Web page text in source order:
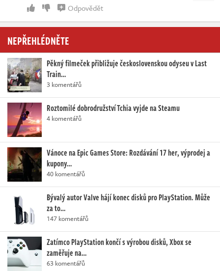
Odpovědět
NEPŘEHLÉDNĚTE
Pěkný filmeček přibližuje československou odyseu v Last
Train…
3 komentářů
Roztomilé dobrodružství Tchia vyjde na Steamu
4 komentářů
Vánoce na Epic Games Store: Rozdávání 17 her, výprodej a
kupony…
40 komentářů
Bývalý autor Valve hájí konec disků pro PlayStation. Může
za to…
147 komentářů
Zatímco PlayStation končí s výrobou disků, Xbox se
zaměřuje na…
63 komentářů